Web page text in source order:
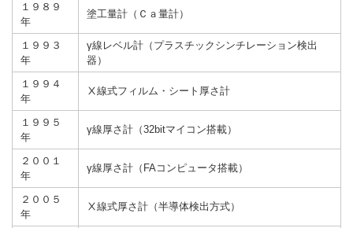
１９８９
年
塗工量計（Ｃａ量計）
１９９３
年
γ線レベル計（プラスチックシンチレーション検出
器）
１９９４
年
Ⅹ線式フィルム・シート厚さ計
１９９５
年
γ線厚さ計（32bitマイコン搭載）
２００１
年
γ線厚さ計（FAコンピュータ搭載）
２００５
年
Ⅹ線式厚さ計（半導体検出方式）